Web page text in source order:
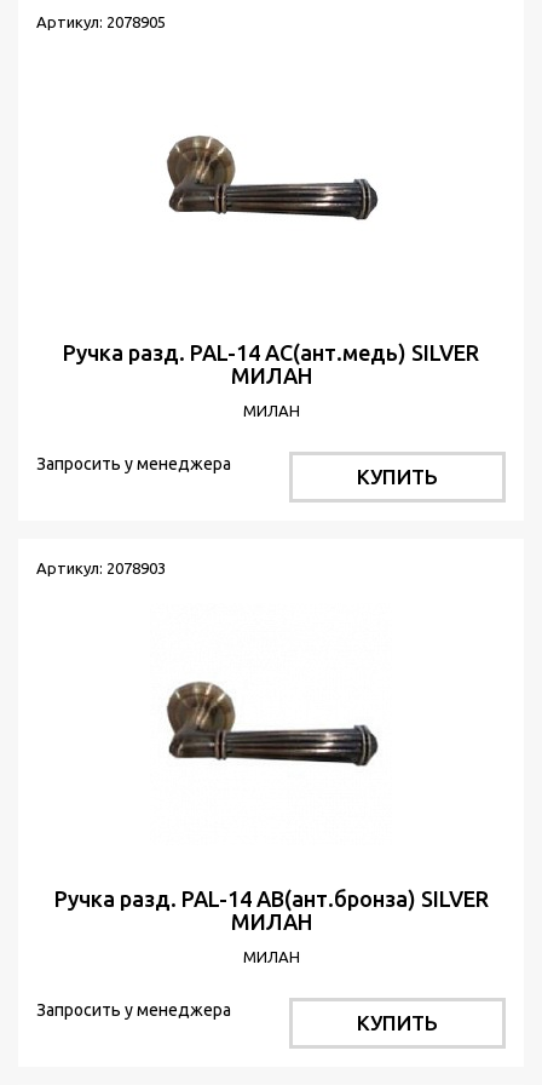
Артикул: 2078905
Ручка разд. PAL-14 АС(ант.медь) SILVER
МИЛАН
МИЛАН
Запросить у менеджера
КУПИТЬ
Артикул: 2078903
Ручка разд. PAL-14 АВ(ант.бронза) SILVER
МИЛАН
МИЛАН
Запросить у менеджера
КУПИТЬ